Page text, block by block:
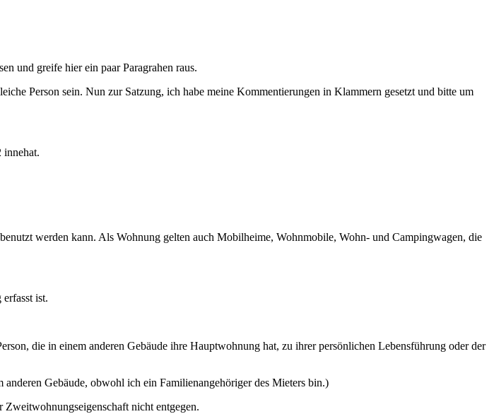
und greife hier ein paar Paragrahen raus.
Person sein. Nun zur Satzung, ich habe meine Kommentierungen in Klammern gesetzt und bitte um
innehat.
werden kann. Als Wohnung gelten auch Mobilheime, Wohnmobile, Wohn- und Campingwagen, die
ist.
die in einem anderen Gebäude ihre Hauptwohnung hat, zu ihrer persönlichen Lebensführung oder der
Gebäude, obwohl ich ein Familienangehöriger des Mieters bin.)
nicht entgegen.